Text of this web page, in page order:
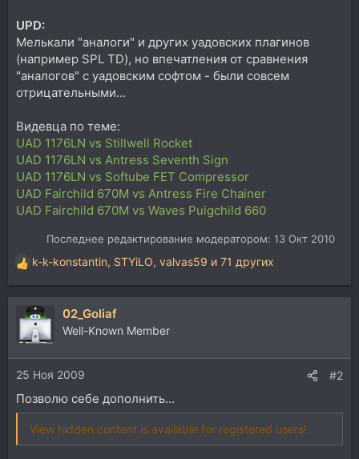
UPD:
Мелькали "аналоги" и других уадовских плагинов
(например SPL TD), но впечатления от сравнения
"аналогов" с уадовским софтом - были совсем
отрицательными...
Видевца по теме:
UAD 1176LN vs Stillwell Rocket
UAD 1176LN vs Antress Seventh Sign
UAD 1176LN vs Softube FET Compressor
UAD Fairchild 670M vs Antress Fire Chainer
UAD Fairchild 670M vs Waves Puigchild 660
Последнее редактирование модератором: 13 Окт 2010
Р
е
а
и
и
:
k-k-konstantin, STYiLO, valvas59 и 71 других
02_Goliaf
Well-Known Member
25 Ноя 2009 #2
Позволю себе дополнить...
View hidden content is available for registered users!